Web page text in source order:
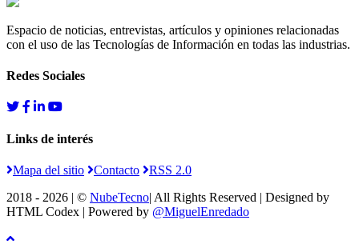
Espacio de noticias, entrevistas, artículos y opiniones relacionadas
con el uso de las Tecnologías de Información en todas las industrias.
Redes Sociales
Links de interés
Mapa del sitio Contacto
RSS 2.0
2018 - 2026 | © NubeTecno| All Rights Reserved | Designed by
HTML Codex | Powered by @MiguelEnredado